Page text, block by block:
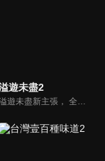
遊未盡2